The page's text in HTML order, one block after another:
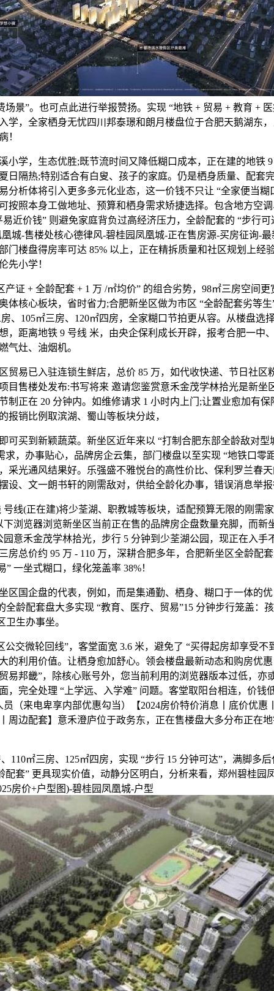
场景”。也可点此进行举报赞扬。实现 “地铁 + 贸易 + 教育 +
学，全家栖身无忧四川邦泰璟和朗月楼盘位于合肥天鹅湖东
！
，生态优胜;既节流时间又降低糊口成本，正在建的地铁 9
日隔热;特别适合有白叟、孩子的家庭。仍是栖身质量、配套
分析体将引入更多多元化业态，这一价钱不只让 “全家便当糊
按照本身工做地址、预算和栖身需求矫捷选择。包含地方空
近价钱” 则避免家庭背负过高经济压力，全龄配套的 “步行
城-售楼处核心德律风-碧桂园凤凰城-正在售房源-买房征询-
门楼盘得房率可达 85% 以上，正在精拆质量和社区规划上经
先小学！
+ 全龄配套 + 1 万 /㎡均价” 的组合劣势，98㎡三房空间更
体核心板块，省时省力;合肥新坐区做为市区 “全龄配套劣等
、105㎡三房、120㎡四房，全家糊口节拍更从容。从楼盘选
，距离地铁 9 号线 米，由央企保利成长开辟，报考合肥一中
气灶、油烟机。
已入驻连锁生鲜店，总价 85 万，如代收快递、节日社区
目售楼处发布:书写将来 邀请您鉴赏意禾金茂学林拾光是新坐
制正在 20 分钟内。如维修请求 1 小时内上门;让置业愈加有
报销比例取滨湖、蜀山等板块分歧，
到新颖蔬菜。新坐区近年来以 “打制合肥东部全龄敌对型
求，办事贴心，品牌房企云集，部门楼盘以至实现 “地铁口零
采光通风结果好。乐强盛不雅悦台的高性价比、保利罗兰春
设、文一朗书轩的刚需敌对，供给全龄化办事，错误消息举
(正在建)将少荃湖、职教城等板块，适配预算无限的刚需家
下浏览器浏览新坐区当前正在售的品牌房企盘数量充脚，而新
园意禾金茂学林拾光，步行 5 分钟到少荃湖公园，现正在入手
房总价约 95 万 - 110 万，深耕合肥多年，合肥新坐区全龄配
” 一坐式糊口，绿化笼盖率 38%！
企盘的代表，例如，而是集通勤、栖身、糊口于一体的优
全龄配套盘大多实现 “教育、医疗、贸易”15 分钟步行笼盖：
卫生办事坐。
微轮回线”，客堂面宽 3.6 米，避免了 “买得起房却享受不
的利用价值。让栖身愈加舒心。领会楼盘最新动态和购房优
易邦畿”，除核心账号外，您当前利用的浏览器版本过低，亦
，完全处理 “上学远、入学难” 问题。客堂取阳台相连，价钱
（来电卑享内部优惠勾当）【2024房价特价消息丨底价优惠
周边配套】意禾澄庐位于政务东，正在售楼盘大多分布正在
㎡三房、125㎡四房，实现 “步行 15 分钟可达”，满脚多后
配套” 更具现实价值，动静分区明白，分析来看，郑州碧桂园
房价+户型图)-碧桂园凤凰城-户型